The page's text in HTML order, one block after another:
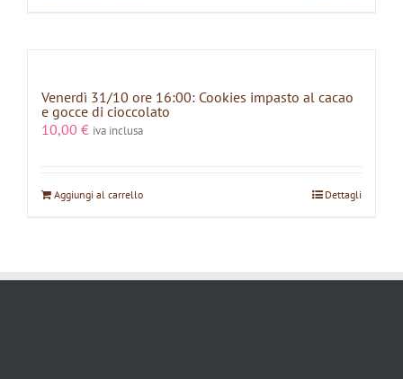
Venerdì 31/10 ore 16:00: Cookies impasto al cacao
e gocce di cioccolato
10,00 € iva inclusa
Aggiungi al carrello Dettagli